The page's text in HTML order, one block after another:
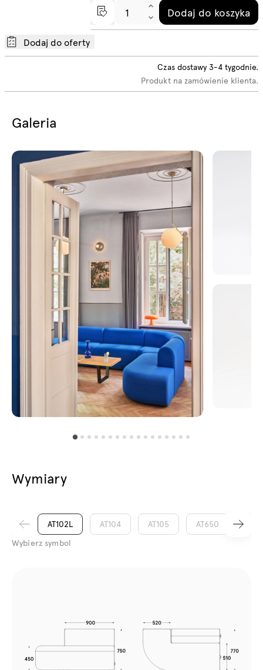
Dodaj do koszyka
Dodaj do oferty
Czas dostawy 3-4tygodnie.
Produkt na zamówienie klienta.
Galeria
Wymiary
AT102L AT104 AT105 AT650
Wybierz symbol